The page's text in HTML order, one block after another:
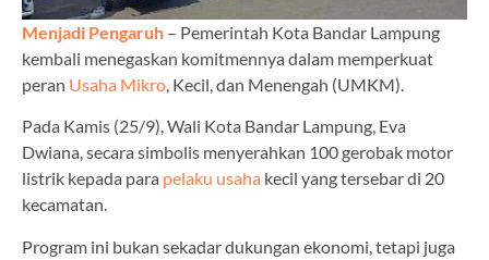
Menjadi Pengaruh – Pemerintah Kota Bandar Lampung
kembali menegaskan komitmennya dalam memperkuat
peran Usaha Mikro, Kecil, dan Menengah (UMKM).
Pada Kamis (25/9), Wali Kota Bandar Lampung, Eva
Dwiana, secara simbolis menyerahkan 100 gerobak motor
listrik kepada para pelaku usaha kecil yang tersebar di 20
kecamatan.
Program ini bukan sekadar dukungan ekonomi, tetapi juga